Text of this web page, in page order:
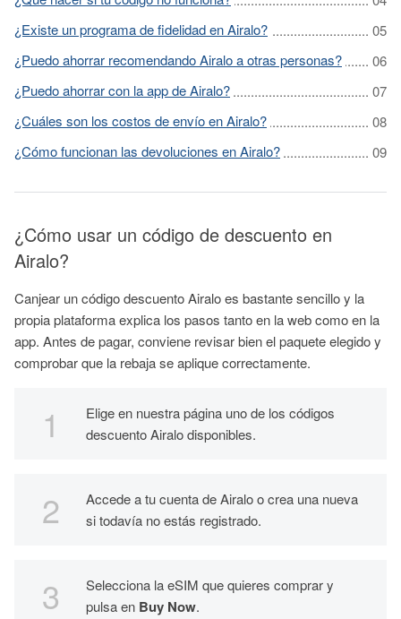
¿Existe un programa de fidelidad en Airalo?
¿Puedo ahorrar recomendando Airalo a otras personas?
¿Puedo ahorrar con la app de Airalo?
¿Cuáles son los costos de envío en Airalo?
¿Cómo funcionan las devoluciones en Airalo?
¿Cómo usar un código de descuento en
Airalo?
Canjear un código descuento Airalo es bastante sencillo y la
propia plataforma explica los pasos tanto en la web como en la
app. Antes de pagar, conviene revisar bien el paquete elegido y
comprobar que la rebaja se aplique correctamente.
Elige en nuestra página uno de los códigos
descuento Airalo disponibles.
Accede a tu cuenta de Airalo o crea una nueva
si todavía no estás registrado.
Selecciona la eSIM que quieres comprar y
pulsa en Buy Now.